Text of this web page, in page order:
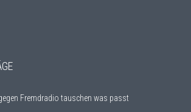
Fremdradio tauschen was passt